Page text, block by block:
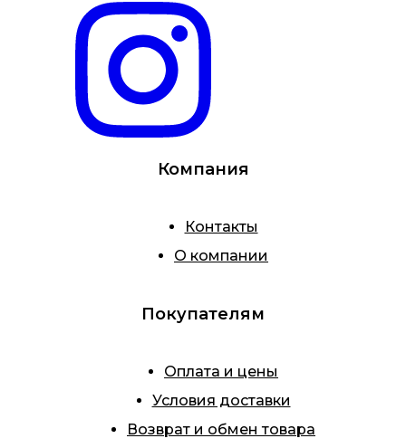
Компания
Контакты
О компании
Покупателям
Оплата и цены
Условия доставки
Возврат и обмен товара